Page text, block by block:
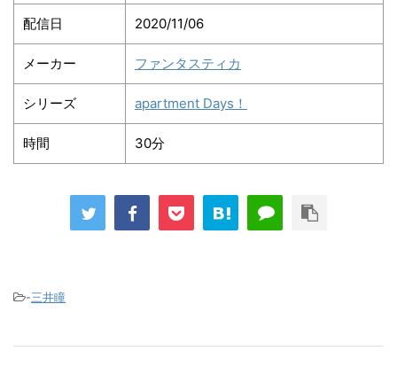
配信日 2020/11/06
メーカー ファンタスティカ
シリーズ apartment Days！
時間 30分
-三井瞳